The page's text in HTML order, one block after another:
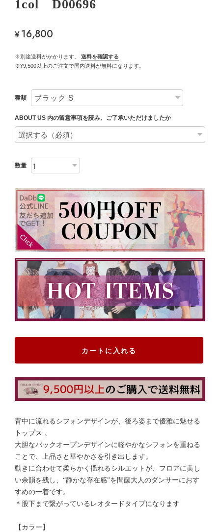
1col D00696
¥16,800
※別途送料がかかります。
送料を確認する
※¥9,500以上のご注文で国内送料が無料になります。
種類
ABOUT US 内の留意事項を読み、ご了承いただけましたか
数量
カートに入れる
背中に流れるシフォンデザインが、後ろ姿まで優雅に魅せる
トップス 。
大胆なバックオープンデザインに軽やかなシフォンを重ねる
ことで、上品さと華やかさを引き出します。
動きに合わせて柔らかく揺れるシルエットが、フロアに美し
い余韻を残し、“静かな存在感”を間藤大人のダンサーにおす
すめの一着です。
＊股下まで繋がっているレオタードタイプになります
【カラー】